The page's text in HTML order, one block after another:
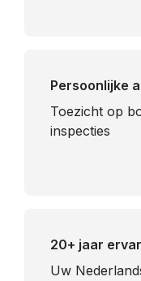
Persoonlijke
Toezicht op
inspecties
20+ jaar
Uw